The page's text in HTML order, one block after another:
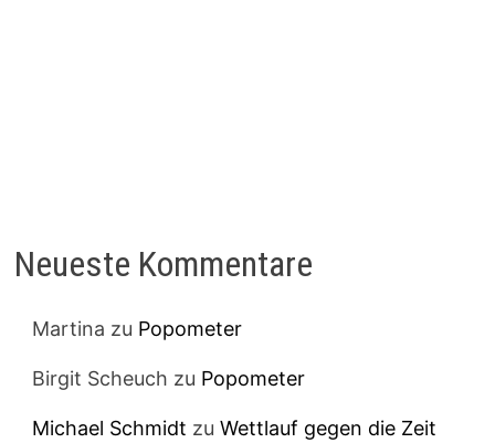
Neueste Kommentare
Martina zu Popometer
Birgit Scheuch zu Popometer
Michael Schmidt zuWettlauf gegen die Zeit